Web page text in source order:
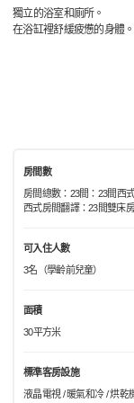
獨立的浴室和廁所。
在浴缸裡舒緩疲憊的身體。
房間數
房間總數：23間：23間西
西式房間翻譯：23間雙床房
可入住人數
3名（學齡前兒童）
面積
30平方米
標準客房設施
液晶電視 / 暖氣和冷 / 烘乾